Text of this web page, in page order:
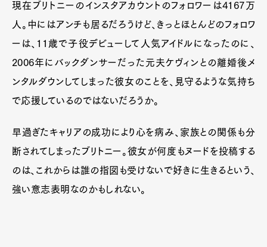
Art&Design Watch Fashion
ProductCulture
現在ブリトニーのインスタアカウントのフォロワーは4167万
人。中にはアンチも居るだろうけど、きっとほとんどのフォロワ
ーは、11歳で子役デビューして人気アイドルになったのに、
2006年にバックダンサーだった元夫ケヴィンとの離婚後メ
ンタルダウンしてしまった彼女のことを、見守るような気持ち
で応援しているのではないだろうか。
早過ぎたキャリアの成功により心を病み、家族との関係も分
断されてしまったブリトニー。彼女が何度もヌードを投稿する
のは、これからは誰の指図も受けないで好きに生きるという、
強い意志表明なのかもしれない。